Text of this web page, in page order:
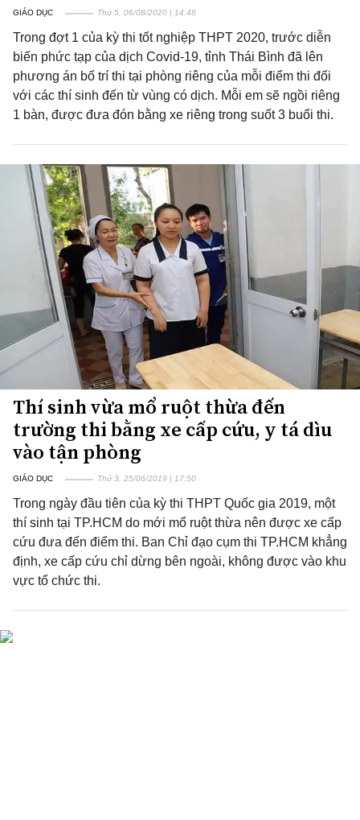
GIÁO DỤC Thứ 5, 06/08/2020 | 14:48
Trong đợt 1 của kỳ thi tốt nghiệp THPT 2020, trước diễn
biến phức tạp của dịch Covid-19, tỉnh Thái Bình đã lên
phương án bố trí thi tại phòng riêng của mỗi điểm thi đối
với các thí sinh đến từ vùng có dịch. Mỗi em sẽ ngồi riêng
1 bàn, được đưa đón bằng xe riêng trong suốt 3 buổi thi.
Thí sinh vừa mổ ruột thừa đến
trường thi bằng xe cấp cứu, y tá dìu
vào tận phòng
GIÁO DỤC Thứ 3, 25/06/2019 | 17:50
Trong ngày đầu tiên của kỳ thi THPT Quốc gia 2019, một
thí sinh tại TP.HCM do mới mổ ruột thừa nên được xe cấp
cứu đưa đến điểm thi. Ban Chỉ đạo cụm thi TP.HCM khẳng
định, xe cấp cứu chỉ dừng bên ngoài, không được vào khu
vực tổ chức thi.